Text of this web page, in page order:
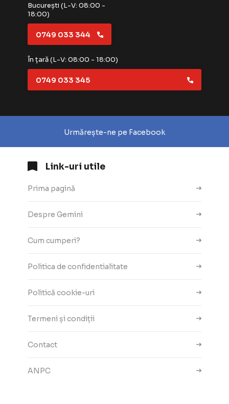
București (L-V: 08:00 -
18:00)
0749 033 344
În țară (L-V: 08:00 - 18:00)
0749 033 345
Urmărește-ne pe Facebook
Link-uri utile
Prima pagină
Despre Gemini
Cum cumperi?
Politica de confidentialitate
Politică cookie-uri
Termeni și condiții
Contact
ANPC